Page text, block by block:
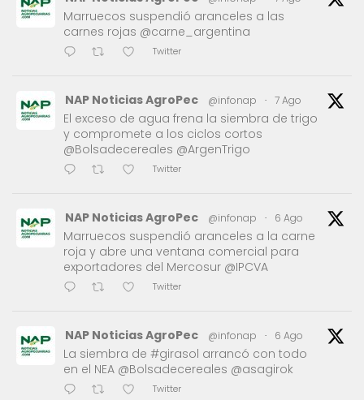
Marruecos suspendió aranceles a las
carnes rojas @carne_argentina
Twitter
NAP Noticias AgroPec @infonap · 7 Ago
El exceso de agua frena la siembra de trigo
y compromete a los ciclos cortos
@Bolsadecereales @ArgenTrigo
Twitter
NAP Noticias AgroPec @infonap · 6 Ago
Marruecos suspendió aranceles a la carne
roja y abre una ventana comercial para
exportadores del Mercosur @IPCVA
Twitter
NAP Noticias AgroPec @infonap · 6 Ago
La siembra de #girasol arrancó con todo
en el NEA @Bolsadecereales @asagirok
Twitter